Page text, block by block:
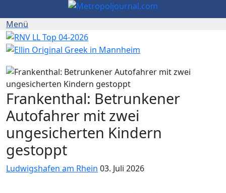
Frankenthal: Betrunkener
Autofahrer mit zwei
ungesicherten Kindern
gestoppt
Ludwigshafen am Rhein 03. Juli 2026